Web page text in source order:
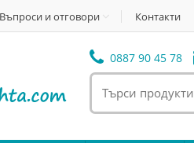
Въпроси и отговори Контакти
0887 90 45 78